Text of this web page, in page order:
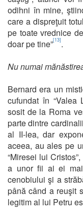
odihni în mine,
care a dispreţuit
pe toate vrednice
doar pe tine”[13].
Nu numai
Bernard era un
cufundat în “Valea
sosit de la Roma
parte dintre
al II-lea, dar
aceea, au ales pe
“Miresei lui
a unor fii ai ei mai
cenobiului şi a
până când a reuşit
legitim al lui Petru